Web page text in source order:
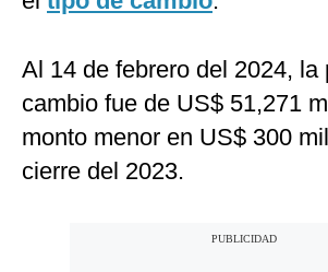
Al 14 de febrero del 2024, la
cambio fue de US$ 51,271
monto menor en US$ 300
cierre del 2023.